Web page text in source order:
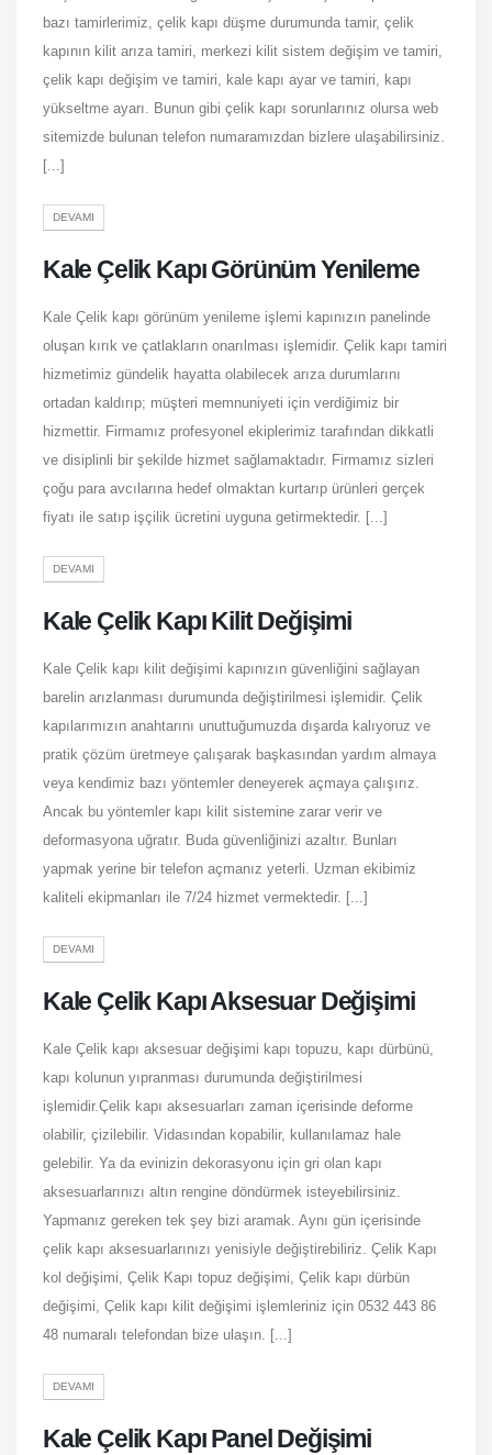
bazı tamirlerimiz, çelik kapı düşme durumunda tamir, çelik
kapının kilit arıza tamiri, merkezi kilit sistem değişim ve tamiri,
çelik kapı değişim ve tamiri, kale kapı ayar ve tamiri, kapı
yükseltme ayarı. Bunun gibi çelik kapı sorunlarınız olursa web
sitemizde bulunan telefon numaramızdan bizlere ulaşabilirsiniz.
[...]
DEVAMI
Kale Çelik Kapı Görünüm Yenileme
Kale Çelik kapı görünüm yenileme işlemi kapınızın panelinde
oluşan kırık ve çatlakların onarılması işlemidir. Çelik kapı tamiri
hizmetimiz gündelik hayatta olabilecek arıza durumlarını
ortadan kaldırıp; müşteri memnuniyeti için verdiğimiz bir
hizmettir. Firmamız profesyonel ekiplerimiz tarafından dikkatli
ve disiplinli bir şekilde hizmet sağlamaktadır. Firmamız sizleri
çoğu para avcılarına hedef olmaktan kurtarıp ürünleri gerçek
fiyatı ile satıp işçilik ücretini uyguna getirmektedir. [...]
DEVAMI
Kale Çelik Kapı Kilit Değişimi
Kale Çelik kapı kilit değişimi kapınızın güvenliğini sağlayan
barelin arızlanması durumunda değiştirilmesi işlemidir. Çelik
kapılarımızın anahtarını unuttuğumuzda dışarda kalıyoruz ve
pratik çözüm üretmeye çalışarak başkasından yardım almaya
veya kendimiz bazı yöntemler deneyerek açmaya çalışırız.
Ancak bu yöntemler kapı kilit sistemine zarar verir ve
deformasyona uğratır. Buda güvenliğinizi azaltır. Bunları
yapmak yerine bir telefon açmanız yeterli. Uzman ekibimiz
kaliteli ekipmanları ile 7/24 hizmet vermektedir. [...]
DEVAMI
Kale Çelik Kapı Aksesuar Değişimi
Kale Çelik kapı aksesuar değişimi kapı topuzu, kapı dürbünü,
kapı kolunun yıpranması durumunda değiştirilmesi
işlemidir.Çelik kapı aksesuarları zaman içerisinde deforme
olabilir, çizilebilir. Vidasından kopabilir, kullanılamaz hale
gelebilir. Ya da evinizin dekorasyonu için gri olan kapı
aksesuarlarınızı altın rengine döndürmek isteyebilirsiniz.
Yapmanız gereken tek şey bizi aramak. Aynı gün içerisinde
çelik kapı aksesuarlarınızı yenisiyle değiştirebiliriz. Çelik Kapı
kol değişimi, Çelik Kapı topuz değişimi, Çelik kapı dürbün
değişimi, Çelik kapı kilit değişimi işlemleriniz için 0532 443 86
48 numaralı telefondan bize ulaşın. [...]
DEVAMI
Kale Çelik Kapı Panel Değişimi